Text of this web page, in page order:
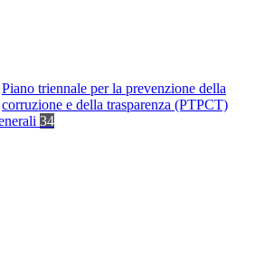
Piano triennale per la prevenzione della
corruzione e della trasparenza (PTPCT)
34